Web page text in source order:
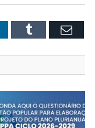
Tumblr Email